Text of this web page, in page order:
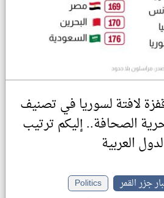
لافتة لسوريا في تصنيف
الصحافة.. إليكم ترتيب
العربية
جزر القمر
Politics